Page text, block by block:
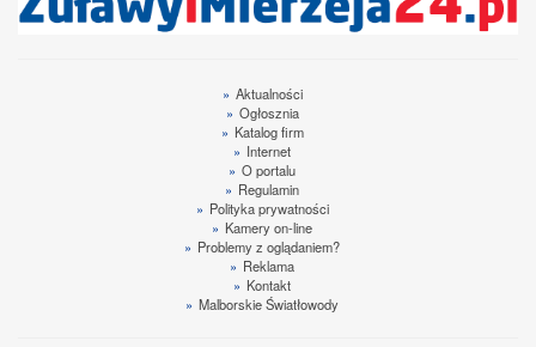
» Aktualności
» Ogłosznia
» Katalog firm
» Internet
» O portalu
» Regulamin
» Polityka prywatności
» Kamery on-line
» Problemy z oglądaniem?
» Reklama
» Kontakt
» Malborskie Światłowody